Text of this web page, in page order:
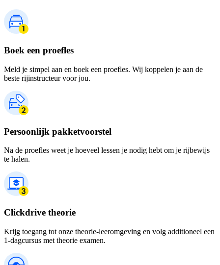
Boek een proefles
Meld je simpel aan en boek een proefles. Wij koppelen je aan de
beste rijinstructeur voor jou.
Persoonlijk pakketvoorstel
Na de proefles weet je hoeveel lessen je nodig hebt om je rijbewijs
te halen.
Clickdrive theorie
Krijg toegang tot onze theorie-leeromgeving en volg additioneel een
1-dagcursus met theorie examen.